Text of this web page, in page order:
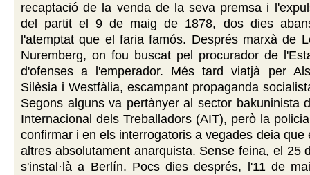
recaptació de la venda de la seva premsa i
del partit el 9 de maig de 1878, dos dies
l'atemptat que el faria famós. Després marxà de
Nuremberg, on fou buscat pel procurador de
d'ofenses a l'emperador. Més tard viatjà per
Silèsia i Westfàlia, escampant propaganda
Segons alguns va pertànyer al sector bakuninista
Internacional dels Treballadors (AIT), però la
confirmar i en els interrogatoris a vegades deia que
altres absolutament anarquista. Sense feina, el 25
s'instal·là a Berlín. Pocs dies després, l'11 de